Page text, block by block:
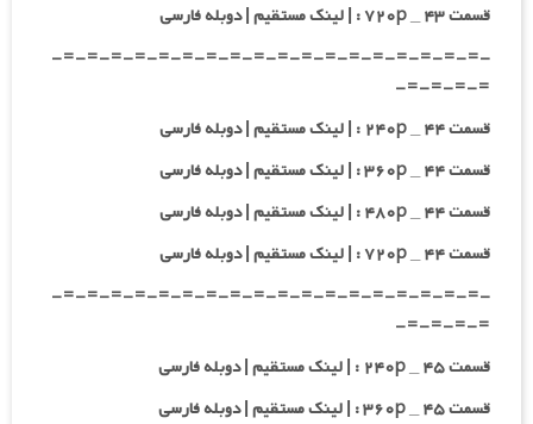
قسمت ۴۳ _ ۷۲۰p : | لینک مستقیم | دوبله فارسی
-=-=-=-=-=-=-=-=-=-=-=-=-=-=-=-=-=-=-
=-=-=-=-
قسمت ۴۴ _ ۲۴۰p : | لینک مستقیم | دوبله فارسی
قسمت ۴۴ _ ۳۶۰p : | لینک مستقیم | دوبله فارسی
قسمت ۴۴ _ ۴۸۰p : | لینک مستقیم | دوبله فارسی
قسمت ۴۴ _ ۷۲۰p : | لینک مستقیم | دوبله فارسی
-=-=-=-=-=-=-=-=-=-=-=-=-=-=-=-=-=-=-
=-=-=-=-
قسمت ۴۵ _ ۲۴۰p : | لینک مستقیم | دوبله فارسی
قسمت ۴۵ _ ۳۶۰p : | لینک مستقیم | دوبله فارسی